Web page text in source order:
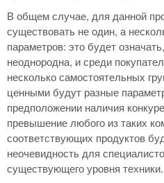
В общем случае, для данной
существовать не один, а
параметров: это будет
неоднородна, и среди
несколько самостоятельных
ценными будут разные
предположении наличия
превышение любого из таких
соответствующих продуктов
неочевидность для
существующего уровня техники.